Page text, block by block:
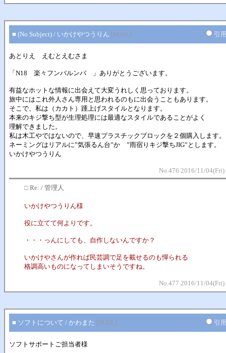
■ (No Subject) / いかけやつうりん [MAIL] 引
あとりえ えむとえむさま
「N18 楽々フンバルンバ 」ありがとうございます。
有益なホットな情報に出会えて大変うれしく思っております。
旅中にはこれ外人さん専用と思われるのもに出会うこともあります。
そこで、私は（カカト）踵上げスタイルとなります。
本来のキジ撃ち型が生理処理には最適なスタイルであることがよく
理解できました。
私は木工やではないので、早速プラスチックブロックを２個購入します。
ネーミングはリアルに”気張るん台”か ”雨宿りキジ撃ちJIG”とします。
いかけやつうりん
No.476 2016/11/
□ Re: / 管理人
いかけやつうりん様
役に立てて何よりです。
・・・っんにしても、自作しないんですか？
いかけやさんが作れば民芸調で足を載せるのも憚られる
格調高いものになってしまいそうですね。
No.477 2016/11/
■ ソフトについて / かわまた [MAIL] 引
ソフトサポートご担当者様